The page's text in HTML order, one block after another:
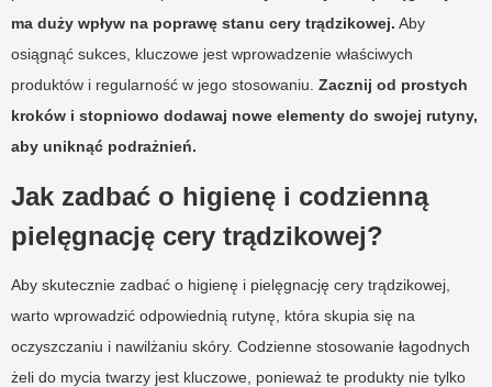
ma duży wpływ na poprawę stanu cery trądzikowej. Aby
osiągnąć sukces, kluczowe jest wprowadzenie właściwych
produktów i regularność w jego stosowaniu. Zacznij od prostych
kroków i stopniowo dodawaj nowe elementy do swojej rutyny,
aby uniknąć podrażnień.
Jak zadbać o higienę i codzienną
pielęgnację cery trądzikowej?
Aby skutecznie zadbać o higienę i pielęgnację cery trądzikowej,
warto wprowadzić odpowiednią rutynę, która skupia się na
oczyszczaniu i nawilżaniu skóry. Codzienne stosowanie łagodnych
żeli do mycia twarzy jest kluczowe, ponieważ te produkty nie tylko